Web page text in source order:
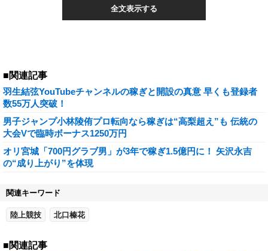
全文表示する
■関連記事
羽生結弦YouTubeチャンネルの稼ぎと開設の真意 早くも登録者
数55万人突破！
男子ジャンプ小林陵侑プロ転向なら稼ぎは“高梨超え”も 伝統の
大会Vで臨時ボーナス1250万円
オリ宮城「700円グラブ男」が3年で稼ぎ1.5億円に！ 矢沢永吉
の“成り上がり”を体現
関連キーワード
陸上競技 北口榛花
■関連記事